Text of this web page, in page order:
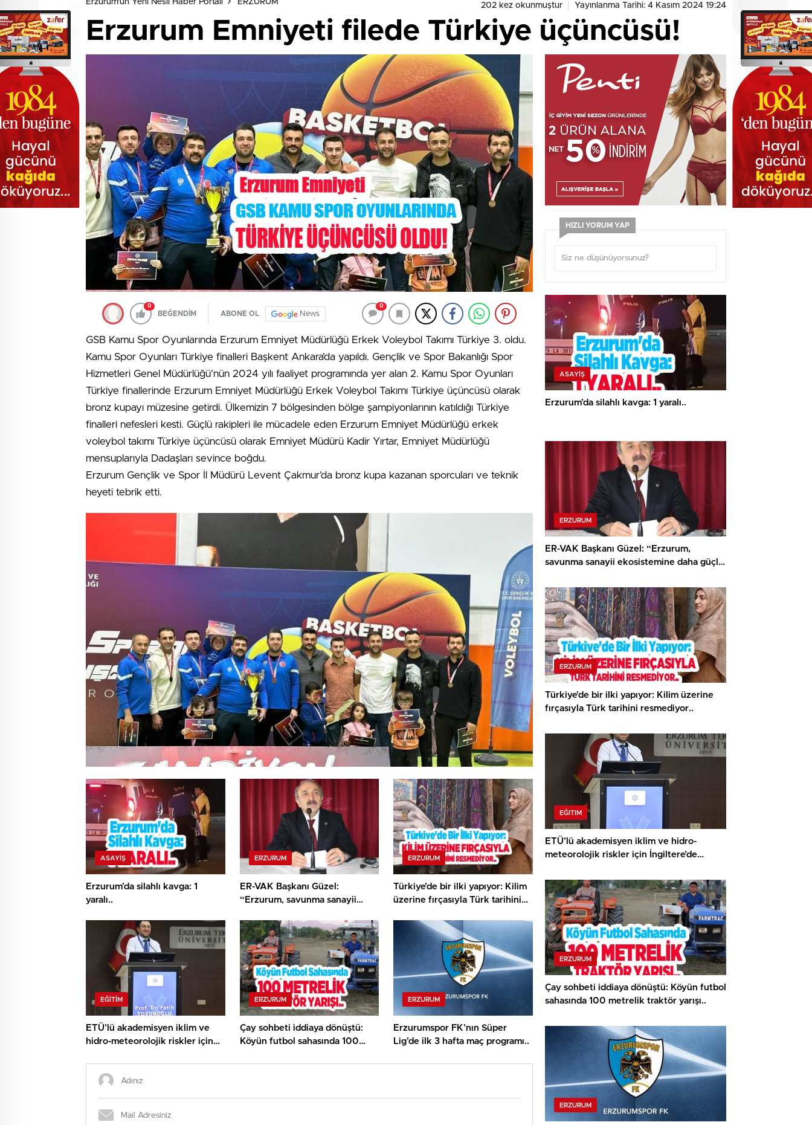
Erzurum'un Yeni Nesil Haber Portalı ERZURUM 202 kez okunmuştur Yayınlanma Tarihi: 4 Kasım 2024 19:24
Erzurum Emniyeti filede Türkiye üçüncüsü!
0
BEĞENDİM ABONE OL News
0
GSB Kamu Spor Oyunlarında Erzurum Emniyet Müdürlüğü Erkek Voleybol Takımı Türkiye 3. oldu.
Kamu Spor Oyunları Türkiye finalleri Başkent Ankara’da yapıldı. Gençlik ve Spor Bakanlığı Spor
Hizmetleri Genel Müdürlüğü’nün 2024 yılı faaliyet programında yer alan 2. Kamu Spor Oyunları
Türkiye finallerinde Erzurum Emniyet Müdürlüğü Erkek Voleybol Takımı Türkiye üçüncüsü olarak
bronz kupayı müzesine getirdi. Ülkemizin 7 bölgesinden bölge şampiyonlarının katıldığı Türkiye
finalleri nefesleri kesti. Güçlü rakipleri ile mücadele eden Erzurum Emniyet Müdürlüğü erkek
voleybol takımı Türkiye üçüncüsü olarak Emniyet Müdürü Kadir Yırtar, Emniyet Müdürlüğü
mensuplarıyla Dadaşları sevince boğdu.
Erzurum Gençlik ve Spor İl Müdürü Levent Çakmur’da bronz kupa kazanan sporcuları ve teknik
heyeti tebrik etti.
ASAYİŞ
Erzurum’da silahlı kavga: 1
yaralı..
ERZURUM
ER-VAK Başkanı Güzel:
“Erzurum, savunma sanayii
şekilde dâhil edilmeli”..
ERZURUM
Türkiye’de bir ilki yapıyor: Kilim
üzerine fırçasıyla Türk tarihini
EĞITIM
ETÜ’lü akademisyen iklim ve
hidro-meteorolojik riskler için
ERZURUM
Çay sohbeti iddiaya dönüştü:
Köyün futbol sahasında 100
ERZURUM
Erzurumspor FK’nın Süper
Lig’de ilk 3 hafta maç programı..
HIZLI YORUM YAP
ASAYİŞ
Erzurum’da silahlı kavga: 1 yaralı..
ERZURUM
ER-VAK Başkanı Güzel: “Erzurum,
savunma sanayii ekosistemine daha güçlü
ERZURUM
Türkiye’de bir ilki yapıyor: Kilim üzerine
fırçasıyla Türk tarihini resmediyor..
EĞITIM
ETÜ’lü akademisyen iklim ve hidro-
meteorolojik riskler için İngiltere’de
ERZURUM
Çay sohbeti iddiaya dönüştü: Köyün futbol
sahasında 100 metrelik traktör yarışı..
ERZURUM